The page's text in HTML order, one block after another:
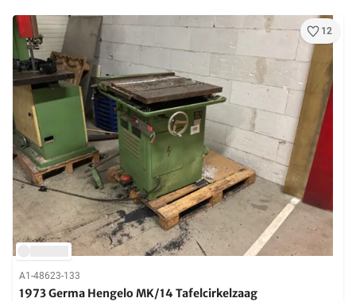
12
A1-48623-133
1973 Germa Hengelo MK/14 Tafelcirkelzaag